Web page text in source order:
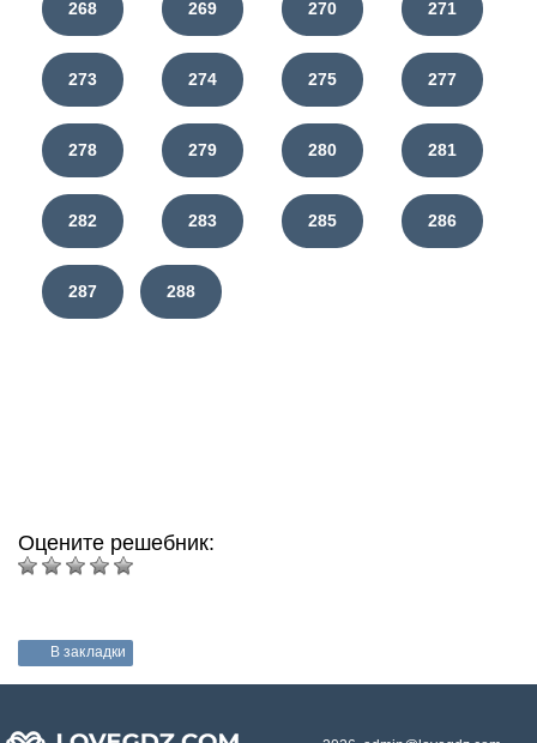
268 269 270 271
273 274 275 277
278 279 280 281
282 283 285 286
287 288
Оцените решебник:
В закладки